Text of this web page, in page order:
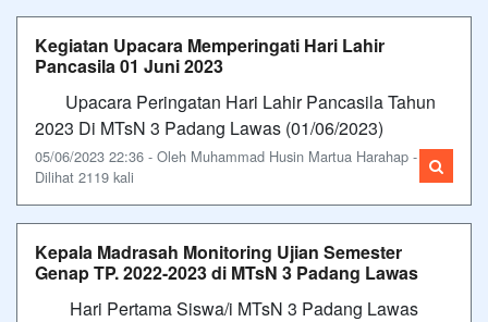
Kegiatan Upacara Memperingati Hari Lahir
Pancasila 01 Juni 2023
Upacara Peringatan Hari Lahir Pancasila Tahun
2023 Di MTsN 3 Padang Lawas (01/06/2023)
05/06/2023 22:36 - Oleh Muhammad Husin Martua Harahap -
Dilihat 2119 kali
Kepala Madrasah Monitoring Ujian Semester
Genap TP. 2022-2023 di MTsN 3 Padang Lawas
Hari Pertama Siswa/i MTsN 3 Padang Lawas